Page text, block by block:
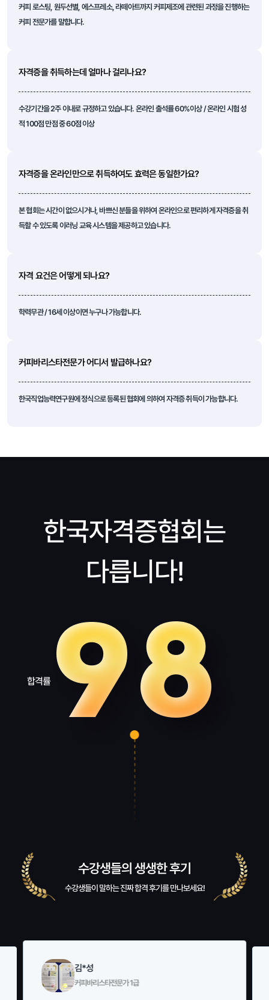
커피 로스팅, 원두선별, 에스프레소, 라떼아트까지 커피제조에 관련된 과정을 진행하는
커피 전문가를 말합니다.
자격증을 취득하는데 얼마나 걸리나요?
수강기간을 2주 이내로 규정하고 있습니다. 온라인 출석률 60%이상 / 온라인 시험 성
적 100점 만점 중 60점 이상
자격증을 온라인만으로 취득하여도 효력은 동일한가요?
본 협회는 시간이 없으시거나, 바쁘신 분들을 위하여 온라인으로 편리하게 자격증을 취
득할 수 있도록 이러닝 교육 시스템을 제공하고 있습니다.
자격 요건은 어떻게 되나요?
학력무관 / 16세 이상이면 누구나 가능합니다.
커피바리스타전문가 어디서 발급하나요?
한국직업능력연구원에 정식으로 등록된 협회에 의하여 자격증 취득이 가능합니다.
한국자격증협회는
다릅니다!
합격률
수강생들의 생생한 후기
수강생들이 말하는 진짜 합격 후기를 만나보세요!
최*미
생활지원사 1급